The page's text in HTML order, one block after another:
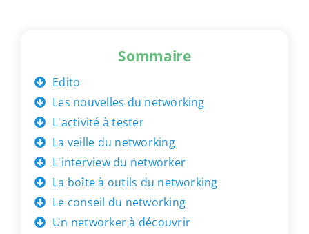
Sommaire
Edito
Les nouvelles du networking
L'activité à tester
La veille du networking
L'interview du networker
La boîte à outils du networking
Le conseil du networking
Un networker à découvrir